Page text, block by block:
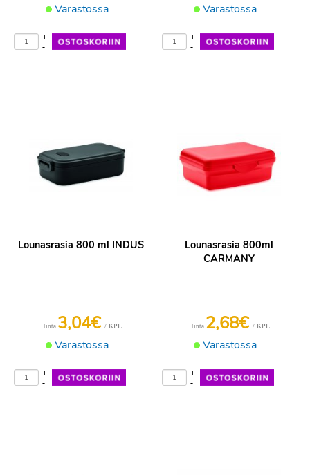
Varastossa
-
+
Varastossa
-
+
Lounasrasia 800 ml INDUS
Varastossa
Hinta 3,04€ / KPL
-
+
Lounasrasia 800ml
CARMANY
Varastossa
Hinta 2,68€ / KPL
-
+